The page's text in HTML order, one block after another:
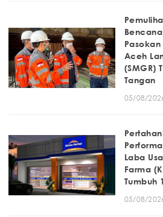
Aceh
(SMGR)
Tangan
05/08/
Laba
Farma
Tumbuh
05/08/